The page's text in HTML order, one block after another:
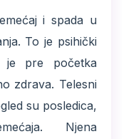
i spada u
To je psihički
je pre početka
zdrava. Telesni
su posledica,
Njena